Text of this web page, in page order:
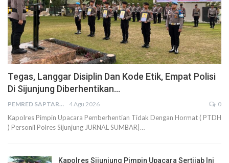
Tegas, Langgar Disiplin Dan Kode Etik, Empat Polisi
Di Sijunjung Diberhentikan…
PEMRED SAPTARIUS 4 Agu 2026 0
Kapolres Pimpin Upacara Pemberhentian Tidak Dengan Hormat ( PTDH
) Personil Polres Sijunjung JURNAL SUMBAR|…
Kapolres Sijunjung Pimpin Upacara Sertijab Ini